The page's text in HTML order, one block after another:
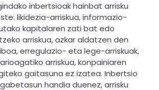
inbertsioak hainbat arrisku
likidezia-arriskua, informazio-
kapitalaren zati bat edo
arriskua, azkar aldatzen den
erregulazio- eta lege-arriskuak,
arriskua, konpainiaren
gaitasuna ez izatea. Inbertsio
handia duenez, arrisku